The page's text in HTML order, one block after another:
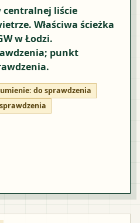
centralnej liście
Właściwa ścieżka
w Łodzi.
punkt
do sprawdzenia